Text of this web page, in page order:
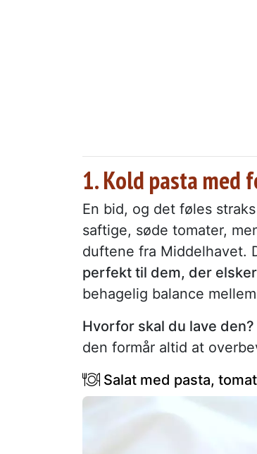
1. Kold pasta med
En bid, og det føles
saftige, søde tomater,
duftene fra Middelhavet.
perfekt til dem, der
behagelig balance
Hvorfor skal du lave den?
den formår altid at
Salat med pasta,